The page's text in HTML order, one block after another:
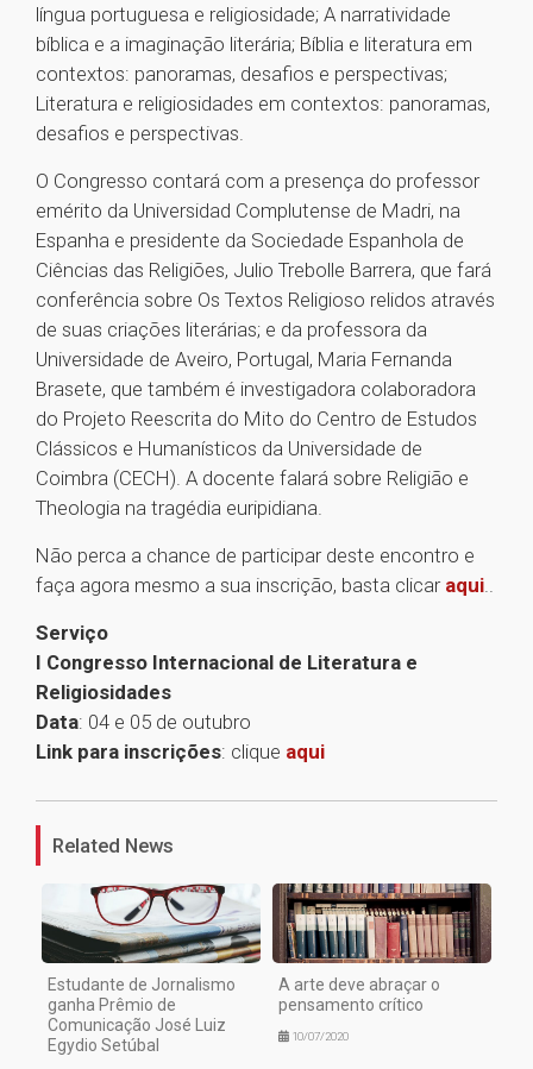
língua portuguesa e religiosidade; A narratividade
bíblica e a imaginação literária; Bíblia e literatura em
contextos: panoramas, desafios e perspectivas;
Literatura e religiosidades em contextos: panoramas,
desafios e perspectivas.
O Congresso contará com a presença do professor
emérito da Universidad Complutense de Madri, na
Espanha e presidente da Sociedade Espanhola de
Ciências das Religiões, Julio Trebolle Barrera, que fará
conferência sobre Os Textos Religioso relidos através
de suas criações literárias; e da professora da
Universidade de Aveiro, Portugal, Maria Fernanda
Brasete, que também é investigadora colaboradora
do Projeto Reescrita do Mito do Centro de Estudos
Clássicos e Humanísticos da Universidade de
Coimbra (CECH). A docente falará sobre Religião e
Theologia na tragédia euripidiana.
Não perca a chance de participar deste encontro e
faça agora mesmo a sua inscrição, basta clicar aqui..
Serviço
I Congresso Internacional de Literatura e
Religiosidades
Data: 04 e 05 de outubro
Link para inscrições: clique aqui
1
Related News
Estudante de Jornalismo
ganha Prêmio de
Comunicação José Luiz
Egydio Setúbal
A arte deve abraçar o
pensamento crítico
10/07/2020